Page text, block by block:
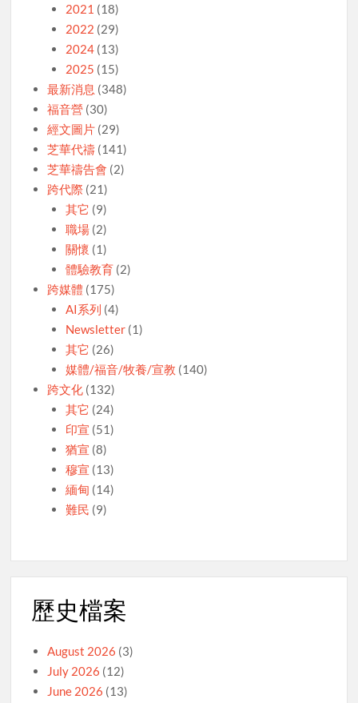
2021 (18)
2022 (29)
2024(13)
2025 (15)
最新消息 (348)
福音營 (30)
經文圖片 (29)
芝華代禱 (141)
芝華禱告會 (2)
跨代際 (21)
其它 (9)
職場(2)
關懷 (1)
體驗教育(2)
跨媒體 (175)
AI系列 (4)
Newsletter(1)
其它 (26)
媒體/福音/牧養/宣教 (140)
跨文化 (132)
其它 (24)
印宣 (51)
猶宣 (8)
穆宣 (13)
緬甸 (14)
難民 (9)
歷史檔案
August 2026 (3)
July 2026 (12)
June 2026 (13)